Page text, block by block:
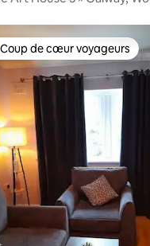
sur 5, 268
de cœur voyageurs
Coup de cœur voyageurs